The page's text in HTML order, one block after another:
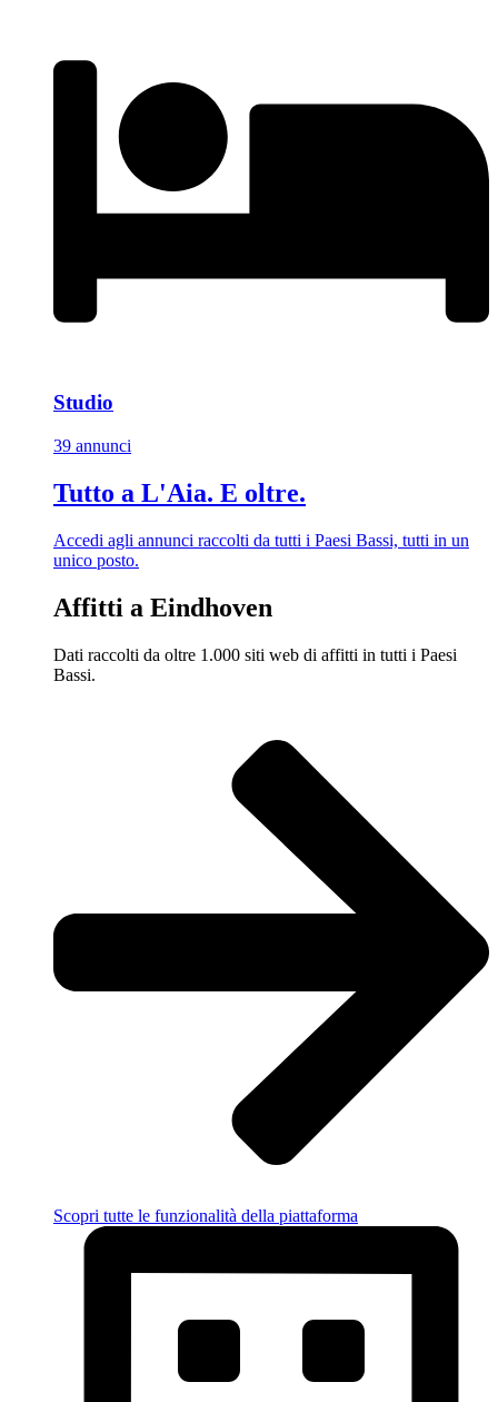
Studio
39 annunci
Tutto a L'Aia. E oltre.
Accedi agli annunci raccolti da tutti i Paesi Bassi, tutti in un
unico posto.
Affitti a Eindhoven
Dati raccolti da oltre 1.000 siti web di affitti in tutti i Paesi
Bassi.
Scopri tutte le funzionalità della piattaforma